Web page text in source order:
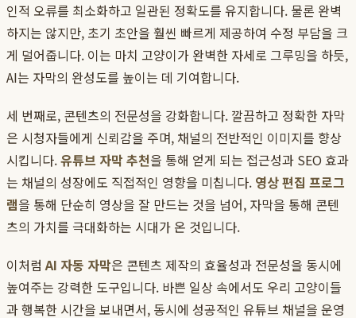
인적 오류를 최소화하고 일관된 정확도를 유지합니다. 물론 완벽
하지는 않지만, 초기 초안을 훨씬 빠르게 제공하여 수정 부담을 크
게 덜어줍니다. 이는 마치 고양이가 완벽한 자세로 그루밍을 하듯,
AI는 자막의 완성도를 높이는 데 기여합니다.
세 번째로, 콘텐츠의 전문성을 강화합니다. 깔끔하고 정확한 자막
은 시청자들에게 신뢰감을 주며, 채널의 전반적인 이미지를 향상
시킵니다.유튜브 자막 추천을 통해 얻게 되는 접근성과 SEO 효과
는 채널의 성장에도 직접적인 영향을 미칩니다. 영상 편집 프로그
램을 통해 단순히 영상을 잘 만드는 것을 넘어, 자막을 통해 콘텐
츠의 가치를 극대화하는 시대가 온 것입니다.
이처럼AI 자동 자막은 콘텐츠 제작의 효율성과 전문성을 동시에
높여주는 강력한 도구입니다. 바쁜 일상 속에서도 우리 고양이들
과 행복한 시간을 보내면서, 동시에 성공적인 유튜브 채널을 운영